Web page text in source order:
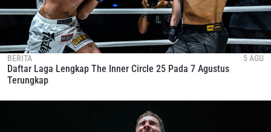
BERITA 5 AGU
Daftar Laga Lengkap The Inner Circle 25 Pada 7 Agustus
Terungkap